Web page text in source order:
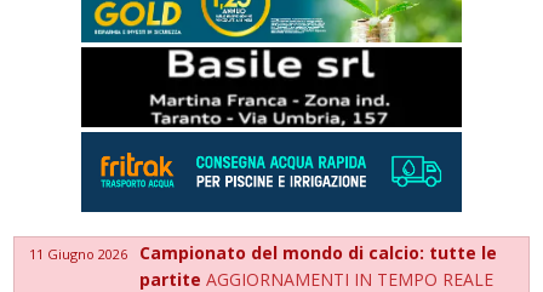
11 Giugno 2026
Campionato del mondo di calcio: tutte le
partiteAGGIORNAMENTI IN TEMPO REALE